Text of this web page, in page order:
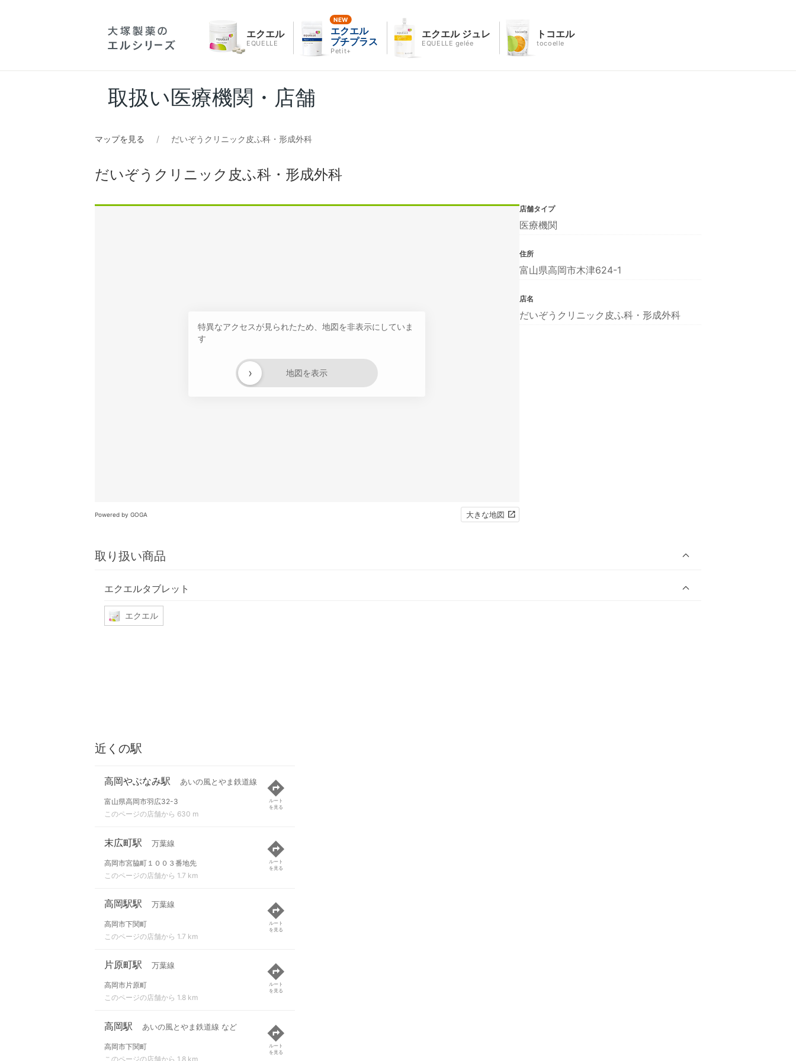
エクエル
EQUELLE
エクエル
プチプラス
Petit+
エクエル ジュレ
EQUELLE gelée
トコエル
tocoelle
取扱い医療機関・店舗
マップを見る だいぞうクリニック皮ふ科・形成外科
だいぞうクリニック皮ふ科・形成外科
特異なアクセスが見られたため、地図を非表示にしていま
す
地図を表示
›
Powered by GOGA 大きな地図
取り扱い商品
エクエルタブレット
エクエル
店舗タイプ
医療機関
住所
富山県高岡市木津624-1
店名
だいぞうクリニック皮ふ科・形成外科
近くの駅
高岡やぶなみ駅 あいの風とやま鉄道線
富山県高岡市羽広32-3
このページの店舗から 630 m
ルート
を見る
末広町駅 万葉線
高岡市宮脇町１００３番地先
このページの店舗から 1.7 km
ルート
を見る
高岡駅駅 万葉線
高岡市下関町
このページの店舗から 1.7 km
ルート
を見る
片原町駅 万葉線
高岡市片原町
このページの店舗から 1.8 km
ルート
を見る
高岡駅 あいの風とやま鉄道線 など
高岡市下関町
このページの店舗から 1.8 km
ルート
を見る